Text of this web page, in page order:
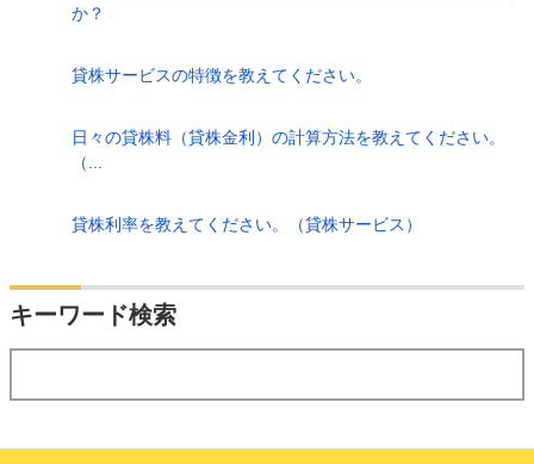
か？
貸株サービスの特徴を教えてください。
日々の貸株料（貸株金利）の計算方法を教えてください。
（...
貸株利率を教えてください。（貸株サービス）
キーワード検索